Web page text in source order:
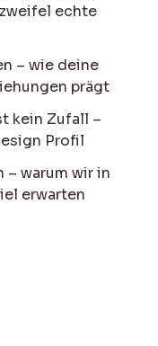
echte
– wie deine
prägt
kein Zufall –
Profil
– warum wir in
erwarten